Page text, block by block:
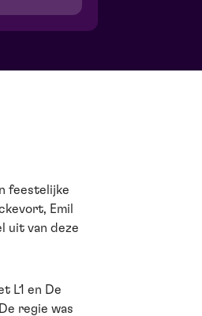
feestelijke
Emil
uit van deze
L1 en De
regie was